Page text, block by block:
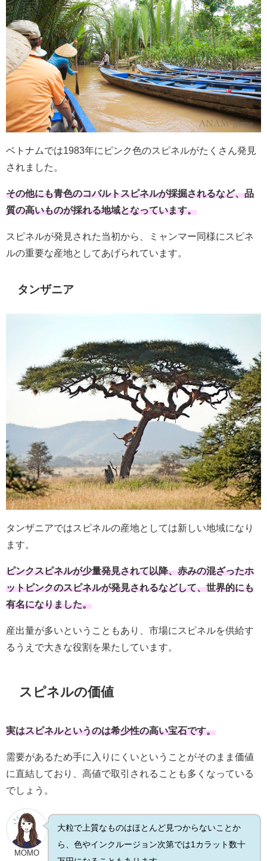
ベトナムでは1983年にピンク色のスピネルがたくさん発見
されました。
その他にも青色のコバルトスピネルが採掘されるなど、品
質の高いものが採れる地域となっています。
スピネルが発見された当初から、ミャンマー同様にスピネ
ルの重要な産地としてあげられています。
タンザニア
タンザニアではスピネルの産地としては新しい地域になり
ます。
ピンクスピネルが少量発見されて以降、赤みの混ざったホ
ットピンクのスピネルが発見されるなどして、世界的にも
有名になりました。
産出量が多いということもあり、市場にスピネルを供給す
るうえで大きな役割を果たしています。
スピネルの価値
実はスピネルというのは希少性の高い宝石です。
需要があるため手に入りにくいということがそのまま価値
に直結しており、高値で取引されることも多くなっている
でしょう。
MOMO
大粒で上質なものはほとんど見つからないことか
ら、色やインクルージョン次第では1カラット数十